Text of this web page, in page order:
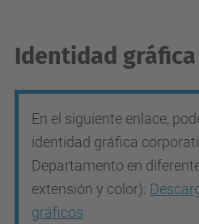
Identidad gráfica
En el siguiente enlace,
identidad gráfica
Departamento en
extensión y color):
gráficos